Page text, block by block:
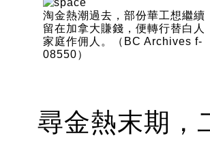
淘金熱潮過去，部份華工想繼續
留在加拿大賺錢，便轉行替白人
家庭作佣人。（BC Archives f-
08550）
尋金熱末期，